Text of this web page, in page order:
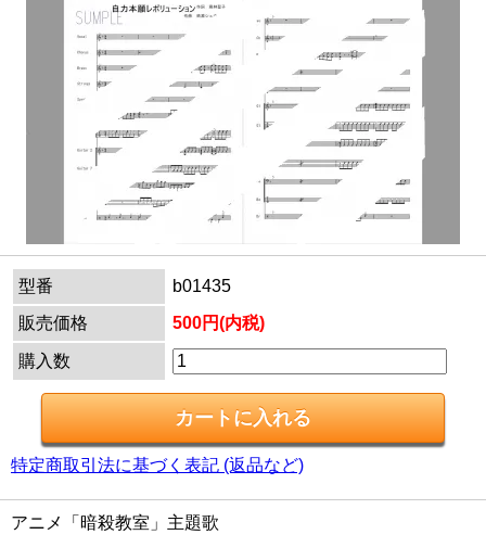
型番
b01435
販売価格
500円(内税)
購入数
特定商取引法に基づく表記 (返品など)
アニメ「暗殺教室」主題歌